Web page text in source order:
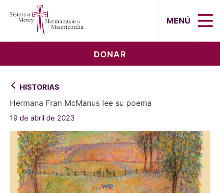
MENÚ
DONAR
HISTORIAS
Hermana Fran McManus lee su poema
19 de abril de 2023